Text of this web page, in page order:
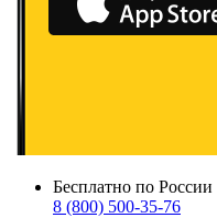
Бесплатно по России
8 (800) 500-35-76